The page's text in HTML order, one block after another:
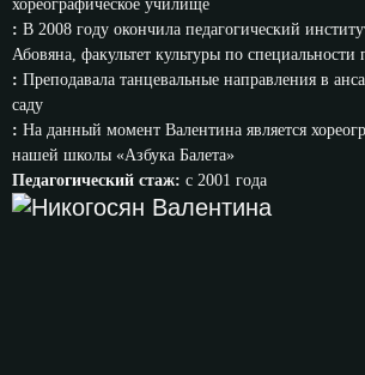
хореографическое училище⠀
: В 2008 году окончила педагогический
Абовяна, факультет культуры по специальности
: Преподавала танцевальные направления в
саду⠀
: На данный момент Валентина является
нашей школы «Азбука Балета»⠀
Педагогический стаж: с 2001 года